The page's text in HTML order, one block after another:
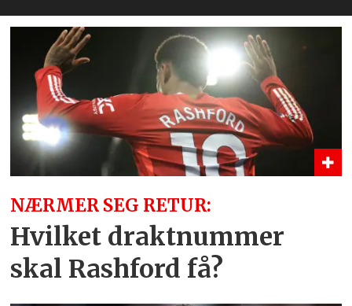
NÆRMER SEG RETUR:
Hvilket draktnummer
skal Rashford få?